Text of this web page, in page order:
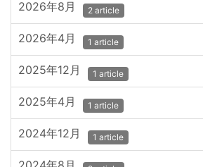
2026年8月 2 article
2026年4月 1 article
2025年12月 1 article
2025年4月 1 article
2024年12月 1 article